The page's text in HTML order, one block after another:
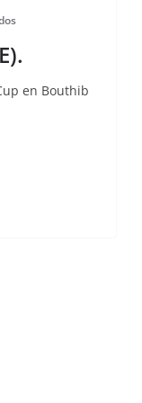
en Bouthib